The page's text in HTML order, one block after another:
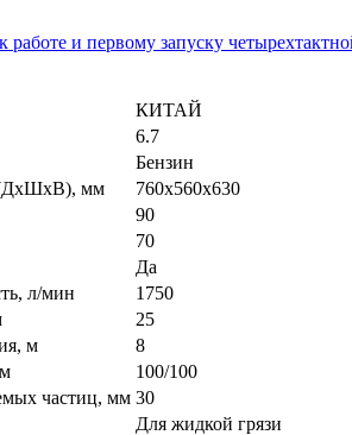
работе и первому запуску
КИТАЙ
6.7
Бензин
(ДхШхВ), мм
760х560х630
90
70
Да
л/мин
1750
25
м
8
100/100
частиц, мм 30
Для жидкой грязи